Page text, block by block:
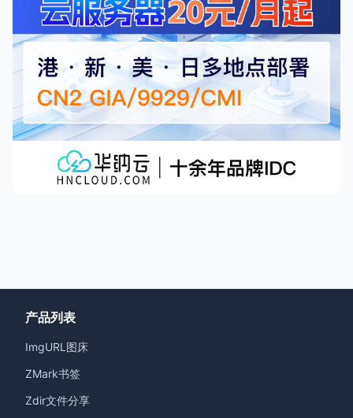
产品列表
ImgURL图床
ZMark书签
Zdir文件分享